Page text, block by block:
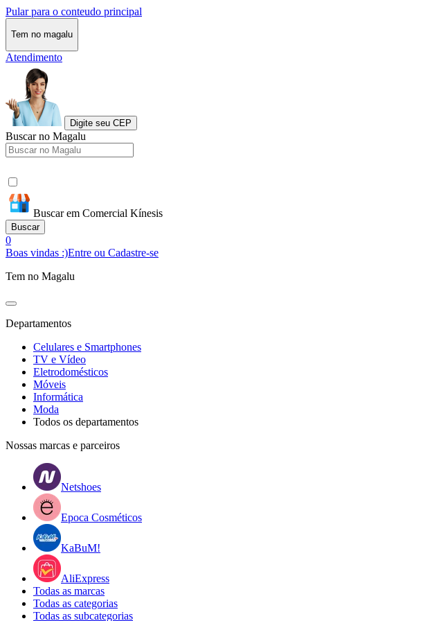
Pular para o conteudo principal
Tem no magalu
Atendimento
Digite seu CEP
Buscar no Magalu
Buscar em Comercial Kínesis
Buscar
0
Boas vindas :)Entre ou Cadastre-se
Tem no Magalu
Departamentos
Celulares e Smartphones
TV e Vídeo
Eletrodomésticos
Móveis
Informática
Moda
Todos os departamentos
Nossas marcas e parceiros
Netshoes
Epoca Cosméticos
KaBuM!
AliExpress
Todas as marcas
Todas as categorias
Todas as subcategorias